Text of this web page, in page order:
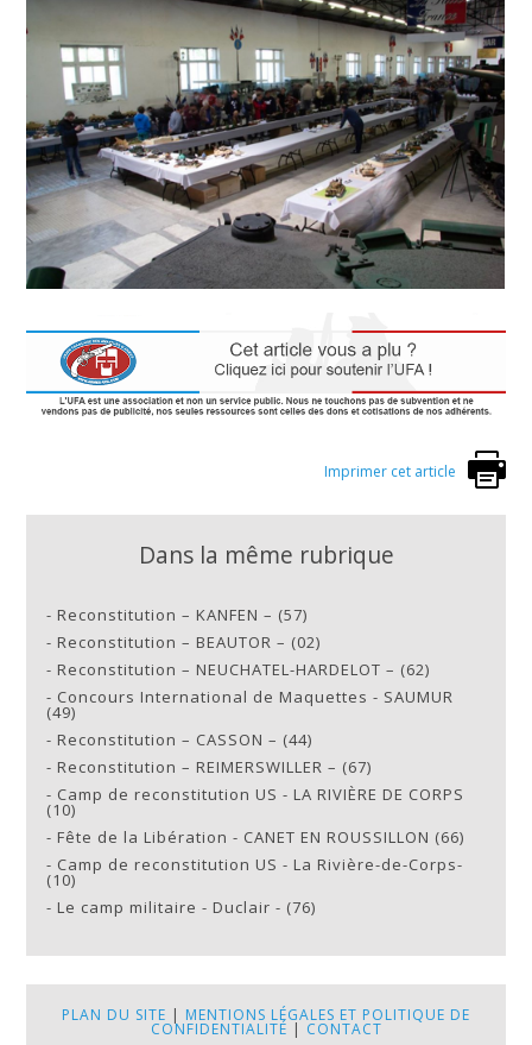
Imprimer cet article
Dans la même rubrique
-Reconstitution – KANFEN – (57)
-Reconstitution – BEAUTOR – (02)
-Reconstitution – NEUCHATEL-HARDELOT – (62)
- Concours International de Maquettes - SAUMUR
(49)
-Reconstitution – CASSON – (44)
-Reconstitution – REIMERSWILLER – (67)
- Camp de reconstitution US - LA RIVIÈRE DE CORPS
(10)
-Fête de la Libération - CANET EN ROUSSILLON (66)
- Camp de reconstitution US - La Rivière-de-Corps-
(10)
-Le camp militaire - Duclair - (76)
PLAN DU SITE | MENTIONS LÉGALES ET POLITIQUE DE
CONFIDENTIALITÉ | CONTACT